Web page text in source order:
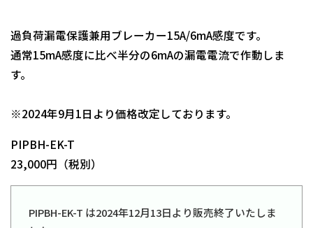
過負荷漏電保護兼用ブレーカー15A/6mA感度です。
通常15mA感度に比べ半分の6mAの漏電電流で作動しま
す。
※2024年9月1日より価格改定しております。
PIPBH-EK-T
23,000円（税別）
PIPBH-EK-T は2024年12月13日より販売終了いたしま